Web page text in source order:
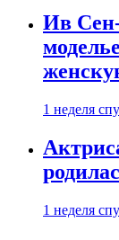
Ив
1 неделя
1 неделя